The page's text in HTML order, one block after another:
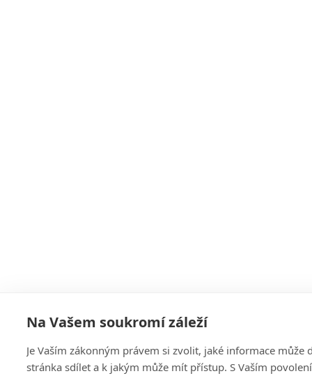
Na Vašem soukromí záleží
Je Vaším zákonným právem si zvolit, jaké informace může
stránka sdílet a k jakým může mít přístup. S Vaším